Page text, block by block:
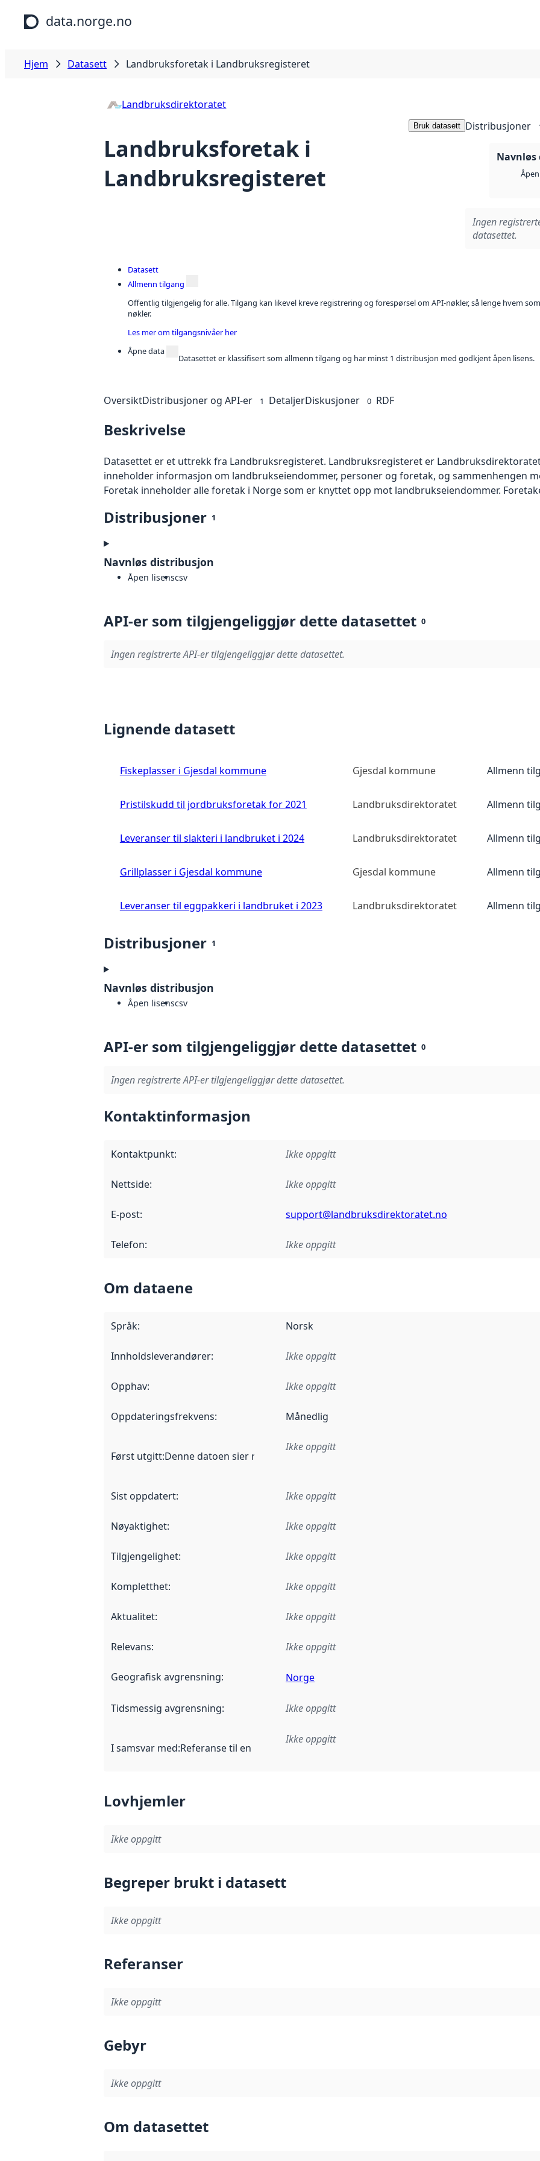
Hopp til hovedinnhold
data.norge.no
Hjem Datasett Landbruksforetak i Landbruksregisteret
Landbruksdirektoratet
Landbruksforetak i
Landbruksregisteret
Bruk datasett Distribusjoner
Ingen
datasettet.
Datasett
Allmenn tilgang
Offentlig tilgjengelig for alle. Tilgang kan likevel kreve registrering og forespørsel om API-nøkler, så lenge hvem
nøkler.
Les mer om tilgangsnivåer her
Åpne data
Datasettet er klassifisert som allmenn tilgang og har minst 1 distribusjon med godkjent åpen lisens.
OversiktDistribusjoner og API-er 1 DetaljerDiskusjoner 0 RDF
Beskrivelse
Datasettet er et uttrekk fra Landbruksregisteret. Landbruksregisteret er
inneholder informasjon om landbrukseiendommer, personer og foretak, og sammenhengen
Foretak inneholder alle foretak i Norge som er knyttet opp mot landbrukseiendommer.
Distribusjoner 1
Navnløs distribusjon
Åpen lisenscsv
API-er som tilgjengeliggjør dette datasettet 0
Ingen registrerte API-er tilgjengeliggjør dette datasettet.
Lignende datasett
Fiskeplasser i Gjesdal kommune Gjesdal kommune Allmenn
Pristilskudd til jordbruksforetak for 2021 Landbruksdirektoratet Allmenn
Leveranser til slakteri i landbruket i 2024 Landbruksdirektoratet Allmenn
Grillplasser i Gjesdal kommune Gjesdal kommune Allmenn
Leveranser til eggpakkeri i landbruket i 2023 Landbruksdirektoratet Allmenn
Distribusjoner 1
Navnløs distribusjon
Åpen lisenscsv
API-er som tilgjengeliggjør dette datasettet 0
Ingen registrerte API-er tilgjengeliggjør dette datasettet.
Kontaktinformasjon
Kontaktpunkt: Ikke oppgitt
Nettside: Ikke oppgitt
E-post: support@landbruksdirektoratet.no
Telefon: Ikke oppgitt
Om dataene
Språk: Norsk
Innholdsleverandører: Ikke oppgitt
Opphav: Ikke oppgitt
Oppdateringsfrekvens: Månedlig
Først utgitt:Denne datoen sier når dataene i dette datasettet første gang ble utgitt. Det kan
Ikke oppgitt
Sist oppdatert: Ikke oppgitt
Nøyaktighet: Ikke oppgitt
Tilgjengelighet: Ikke oppgitt
Kompletthet: Ikke oppgitt
Aktualitet: Ikke oppgitt
Relevans: Ikke oppgitt
Geografisk avgrensning: Norge
Tidsmessig avgrensning: Ikke oppgitt
I samsvar med:Referanse til en implementasjonsregel eller annen spesifikasjon, som ligger
Ikke oppgitt
Lovhjemler
Ikke oppgitt
Begreper brukt i datasett
Ikke oppgitt
Referanser
Ikke oppgitt
Gebyr
Ikke oppgitt
Om datasettet